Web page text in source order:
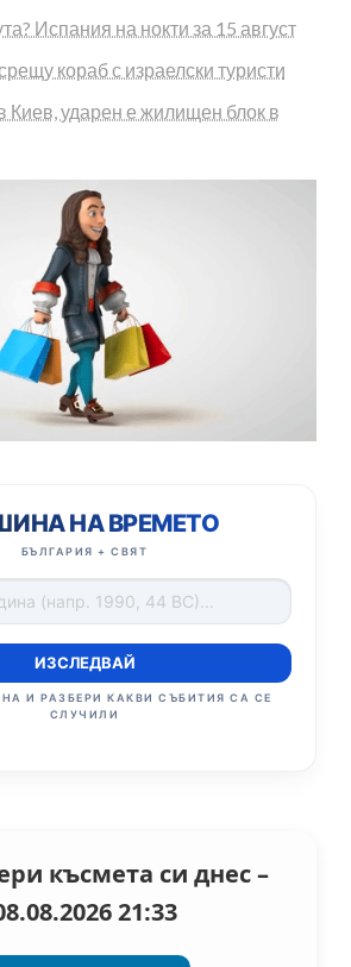
Испания на нокти за 15 август
кораб с израелски туристи
Киев, ударен е жилищен блок в
НА ВРЕМЕТО
БЪЛГАРИЯ + СВЯТ
ИЗСЛЕДВАЙ
И РАЗБЕРИ КАКВИ СЪБИТИЯ СА СЕ
СЛУЧИЛИ
късмета си днес –
21:33